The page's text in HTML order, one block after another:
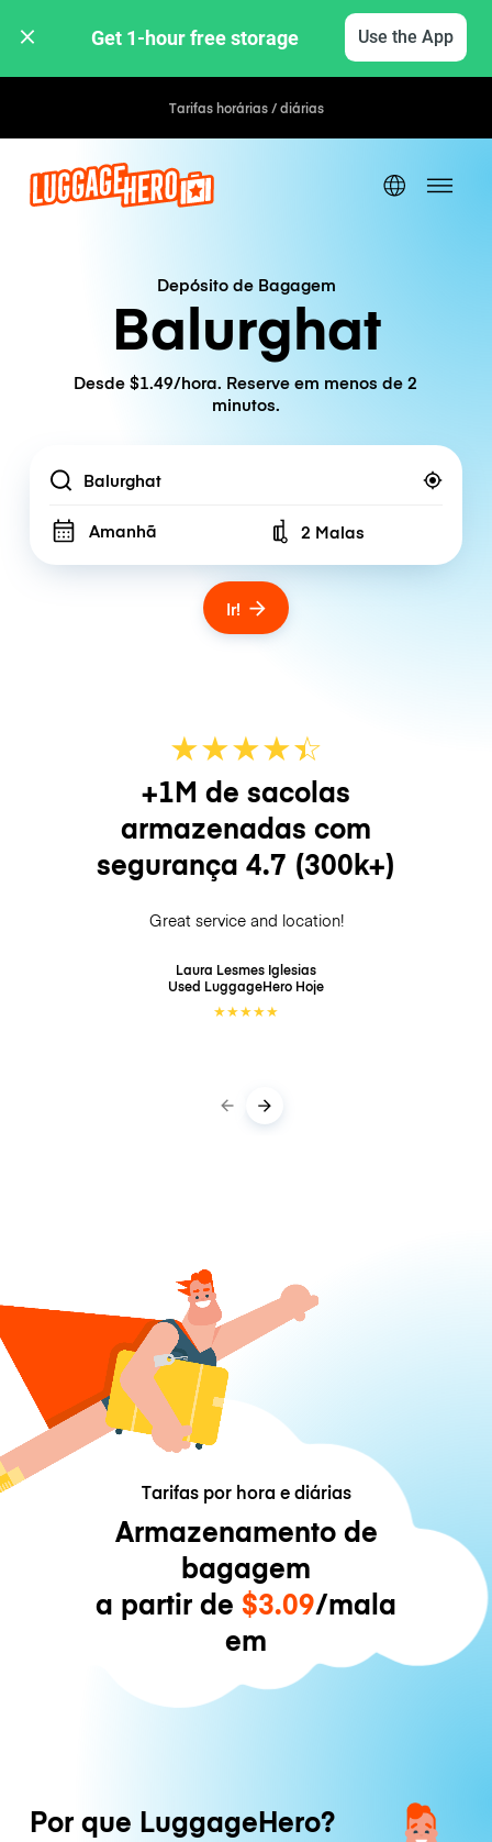
Get 1-hour free storage Use the App
Tarifas horárias / diárias
Depósito de Bagagem
Balurghat
Desde $1.49/hora. Reserve em menos de 2
minutos.
Location
Amanhã Number of bags
2 Malas
Ir!
★★★★☆
★
+1M de sacolas
armazenadas com
segurança 4.7 (300k+)
Great service and location!
Laura Lesmes Iglesias
Used LuggageHero Hoje
★★★★★
Tarifas por hora e diárias
Armazenamento de
bagagem
a partir de $3.09/mala
em
Por que LuggageHero?